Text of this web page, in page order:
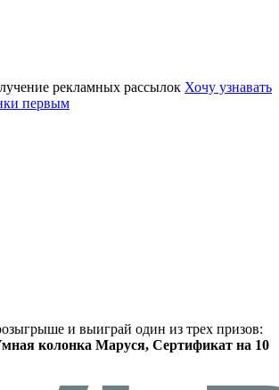
рекламных рассылок Хочу узнавать
первым
и выиграй один из трех призов:
колонка Маруся, Сертификат на 10